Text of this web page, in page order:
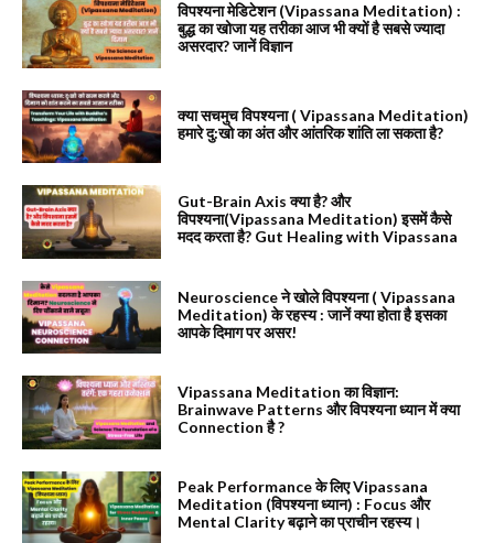
विपश्यना मेडिटेशन (Vipassana Meditation) :
बुद्ध का खोजा यह तरीका आज भी क्यों है सबसे ज्यादा
असरदार? जानें विज्ञान
क्या सचमुच विपश्यना ( Vipassana Meditation)
हमारे दु:खो का अंत और आंतरिक शांति ला सकता है?
Gut-Brain Axis क्या है? और
विपश्यना(Vipassana Meditation) इसमें कैसे
मदद करता है? Gut Healing with Vipassana
Neuroscience ने खोले विपश्यना ( Vipassana
Meditation) के रहस्य : जानें क्या होता है इसका
आपके दिमाग पर असर!
Vipassana Meditation का विज्ञान:
Brainwave Patterns और विपश्यना ध्यान में क्या
Connection है ?
Peak Performance के लिए Vipassana
Meditation (विपश्यना ध्यान) : Focus और
Mental Clarity बढ़ाने का प्राचीन रहस्य।